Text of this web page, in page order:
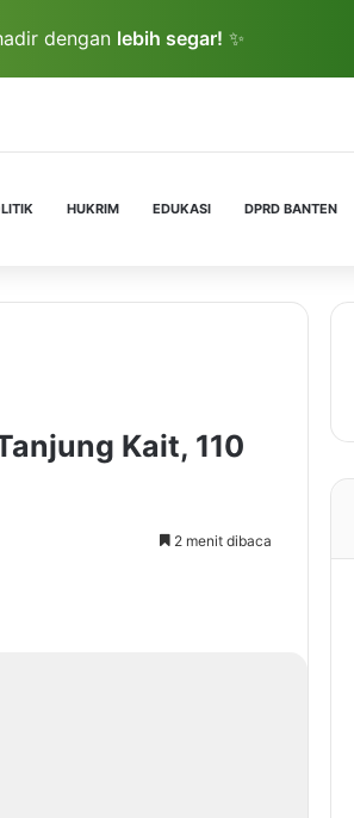
dengan lebih segar! ✨
HUKRIM EDUKASI DPRD BANTEN
Kait, 110
2 menit dibaca